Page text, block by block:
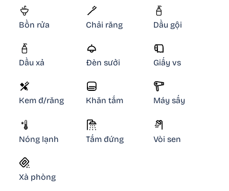
Bồn rửa Chải răng Dầu gội
Dầu xả Đèn sưởi Giấy vs
Kem đ/răng Khăn tắm Máy sấy
Nóng lạnh Tắm đứng Vòi sen
Xà phòng